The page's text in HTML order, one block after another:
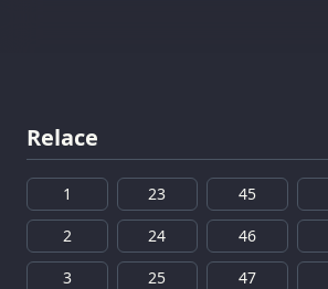
Relace
1
2
3
23
24
25
45
46
47